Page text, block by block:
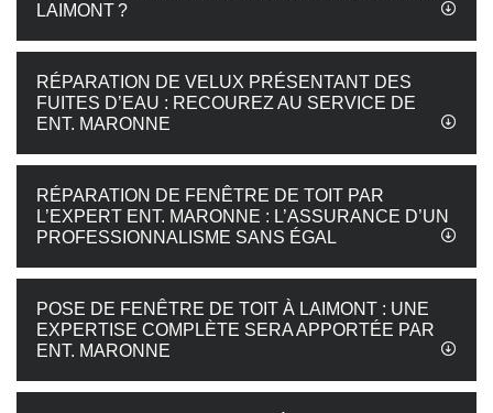
LAIMONT ?
RÉPARATION DE VELUX PRÉSENTANT DES
FUITES D’EAU : RECOUREZ AU SERVICE DE
ENT. MARONNE
RÉPARATION DE FENÊTRE DE TOIT PAR
L’EXPERT ENT. MARONNE : L’ASSURANCE D’UN
PROFESSIONNALISME SANS ÉGAL
POSE DE FENÊTRE DE TOIT À LAIMONT : UNE
EXPERTISE COMPLÈTE SERA APPORTÉE PAR
ENT. MARONNE